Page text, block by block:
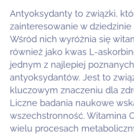
Antyoksydanty to związki,
zainteresowanie w
Wśród nich wyróżnia się
również jako kwas L-
jednym z najlepiej
antyoksydantów. Jest to
kluczowym znaczeniu dla
Liczne badania naukowe
wszechstronność. Witamina
wielu procesach